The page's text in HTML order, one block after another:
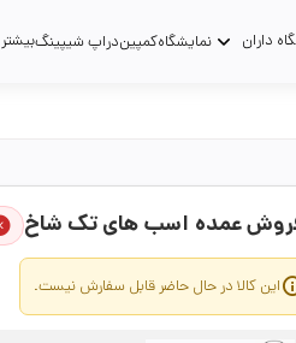
داران نمایشگاهکمپیندراپ شیپینگبیشتر
عمده اسب های تک شاخ
این کالا در حال حاضر قابل سفارش نیست.